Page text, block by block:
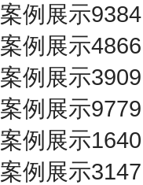
案例展示9384
案例展示4866
案例展示3909
案例展示9779
案例展示1640
案例展示3147